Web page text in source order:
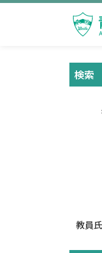
検索
教員